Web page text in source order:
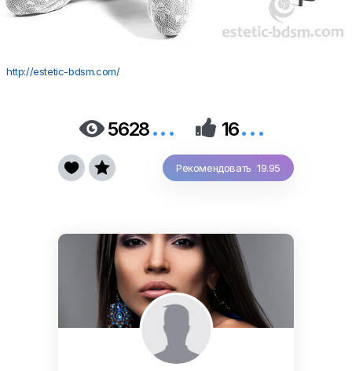
http://estetic-bdsm.com/
5628...  16...
Рекомендовать 19.95
 